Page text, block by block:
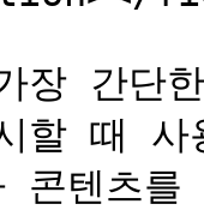
장 간단
할 때
콘텐츠